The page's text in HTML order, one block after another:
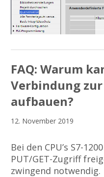
FAQ: Warum
Verbindung zur
aufbauen?
12. November 2019
Bei den CPU’s S7-
PUT/GET-Zugriff
zwingend notwendig.